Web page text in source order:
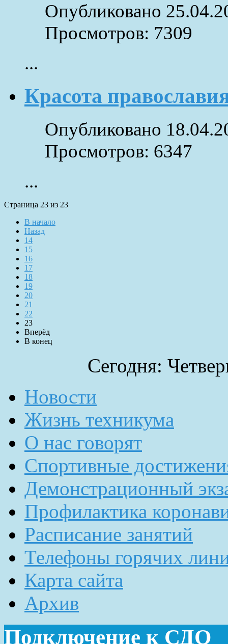
Опубликовано
Просмотров: 7309
...
Красота
Опубликовано
Просмотров: 6347
...
Страница 23 из 23
В начало
Назад
14
15
16
17
18
19
20
21
22
23
Вперёд
В конец
Сегодня:
Новости
Жизнь техникума
О нас говорят
Спортивные
Демонстрационный
Профилактика
Расписание занятий
Телефоны горячих
Карта сайта
Архив
Подключение к СДО